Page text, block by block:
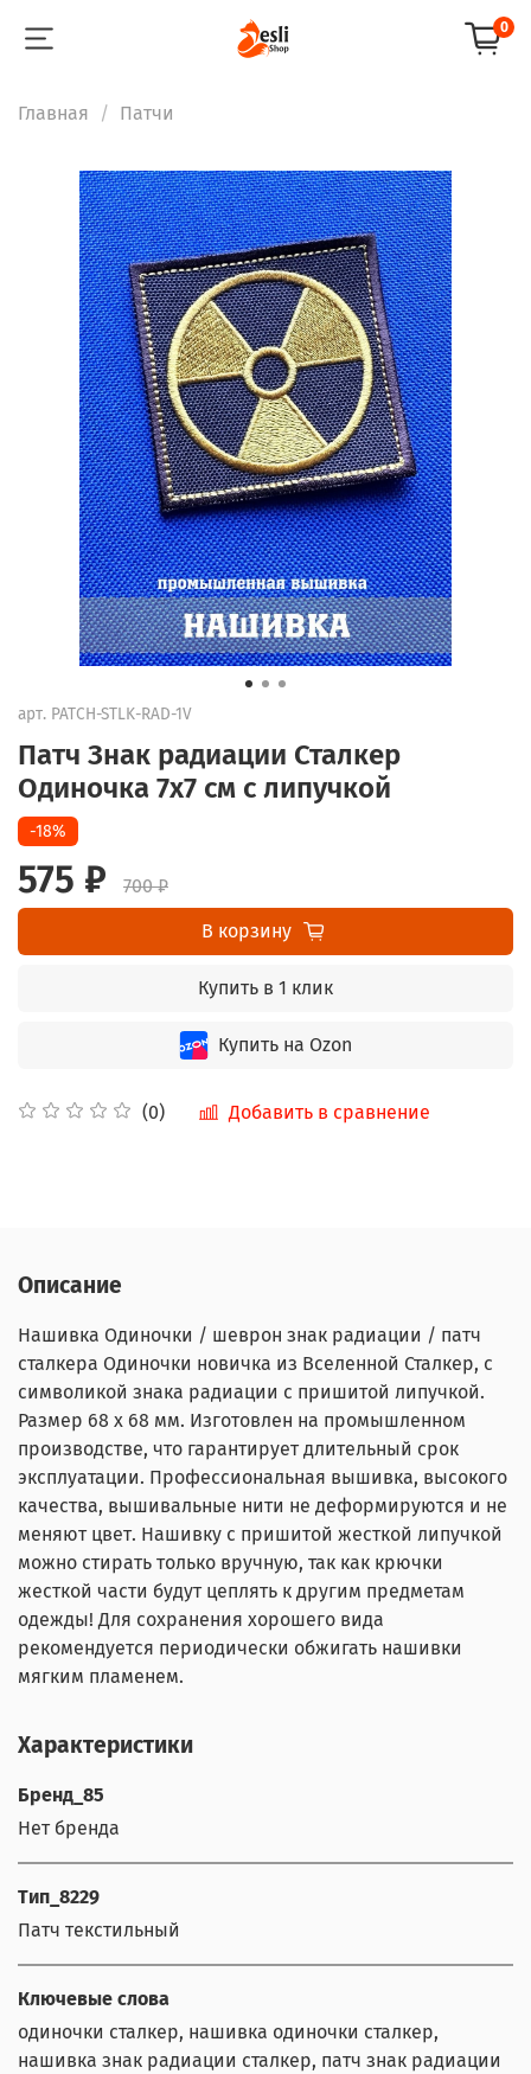
0
Главная Патчи
арт. PATCH-STLK-RAD-1V
Патч Знак радиации Сталкер
Одиночка 7х7 см с липучкой
(0) Добавить в сравнение
-18%
575 ₽
700 ₽
В корзину
Купить в 1 клик
Купить на Ozon
Описание
Нашивка Одиночки / шеврон знак радиации / патч
сталкера Одиночки новичка из Вселенной Сталкер, с
символикой знака радиации с пришитой липучкой.
Размер 68 x 68 мм. Изготовлен на промышленном
производстве, что гарантирует длительный срок
эксплуатации. Профессиональная вышивка, высокого
качества, вышивальные нити не деформируются и не
меняют цвет. Нашивку с пришитой жесткой липучкой
можно стирать только вручную, так как крючки
жесткой части будут цеплять к другим предметам
одежды! Для сохранения хорошего вида
рекомендуется периодически обжигать нашивки
мягким пламенем.
Характеристики
Бренд_85
Нет бренда
Тип_8229
Патч текстильный
Ключевые слова
одиночки сталкер, нашивка одиночки сталкер,
нашивка знак радиации сталкер, патч знак радиации